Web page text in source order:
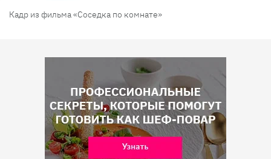
Кадр из фильма «Соседка по комнате»